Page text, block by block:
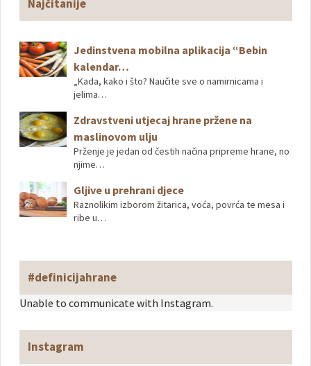
Najčitanije
Jedinstvena mobilna aplikacija “Bebin
kalendar…
„Kada, kako i što? Naučite sve o namirnicama i
jelima…
Zdravstveni utjecaj hrane pržene na
maslinovom ulju
Prženje je jedan od čestih načina pripreme hrane, no
njime…
Gljive u prehrani djece
Raznolikim izborom žitarica, voća, povrća te mesa i
ribe u…
#definicijahrane
Unable to communicate with Instagram.
Instagram